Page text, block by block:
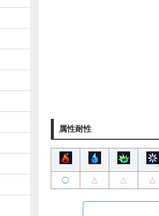
属性耐性
◯ △ △ △